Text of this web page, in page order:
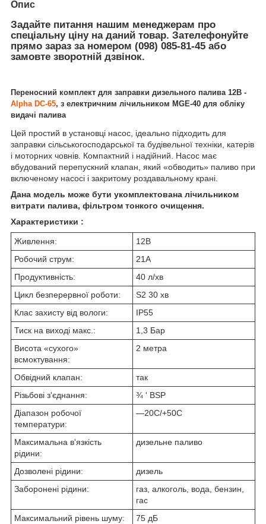
Опис
Задайте питання нашим менеджерам про
спеціальну ціну на даний товар. Зателефонуйте
прямо зараз за номером (098) 085-81-45 або
замовте зворотній дзвінок.
Переносний комплект для заправки дизельного палива 12В -
Alpha DC-65, з електричним лічильником MGE-40 для обліку
видачі палива
Цей простий в установці насос, ідеально підходить для
заправки сільськогосподарської та будівельної техніки, катерів
і моторних човнів. Компактний і надійний. Насос має
вбудований перепускний клапан, який «обводить» паливо при
включеному насосі і закритому роздавальному крані.
Дана модель може бути укомплектована лічильником
витрати палива, фільтром тонкого очищення.
Характеристики :
Живлення:
12В
Робочий струм:
21А
Продуктивність:
40 л/хв
Цикл безперервної роботи:
S2 30 хв
Клас захисту від вологи:
IP55
Тиск на виході макс.:
1,3 Бар
Висота «сухого»
всмоктування:
2 метра
Обвідний клапан:
так
Різьбові з'єднання:
¾ ' BSP
Діапазон робочої
температури:
—20C/+50С
Максимальна в'язкість
рідини:
дизельне паливо
Дозволені рідини:
дизель
Заборонені рідини:
газ, алкоголь, вода, бензин,
гас
Максимальний рівень шуму:
75 дБ